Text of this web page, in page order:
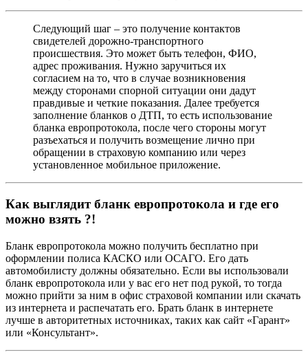
Следующий шаг – это получение контактов
свидетелей дорожно-транспортного
происшествия. Это может быть телефон, ФИО,
адрес проживания. Нужно заручиться их
согласием на то, что в случае возникновения
между сторонами спорной ситуации они дадут
правдивые и четкие показания. Далее требуется
заполнение бланков о ДТП, то есть использование
бланка европротокола, после чего стороны могут
разъехаться и получить возмещение лично при
обращении в страховую компанию или через
установленное мобильное приложение.
Как выглядит бланк европротокола и где его
можно взять ?!
Бланк европротокола можно получить бесплатно при
оформлении полиса КАСКО или ОСАГО. Его дать
автомобилисту должны обязательно. Если вы использовали
бланк европротокола или у вас его нет под рукой, то тогда
можно прийти за ним в офис страховой компании или скачать
из интернета и распечатать его. Брать бланк в интернете
лучше в авторитетных источниках, таких как сайт «Гарант»
или «Консультант».